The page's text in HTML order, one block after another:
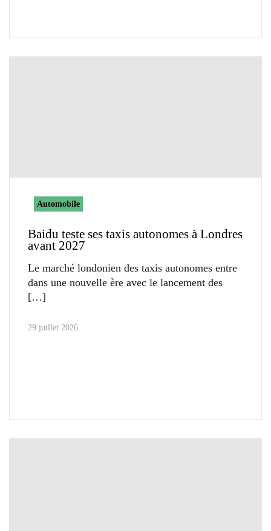
Automobile
Baidu teste ses taxis autonomes à Londres
avant 2027
Le marché londonien des taxis autonomes entre
dans une nouvelle ère avec le lancement des
29 juillet 2026